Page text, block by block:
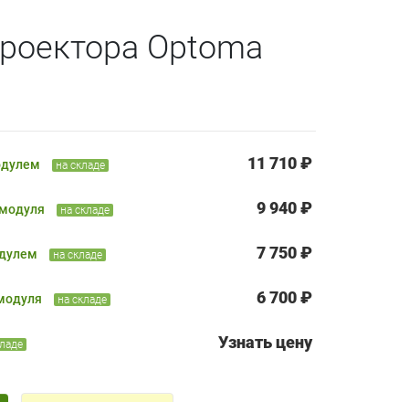
Optoma
на складе 11 710 ₽
на складе 9 940 ₽
на складе 7 750 ₽
на складе 6 700 ₽
Узнать цену